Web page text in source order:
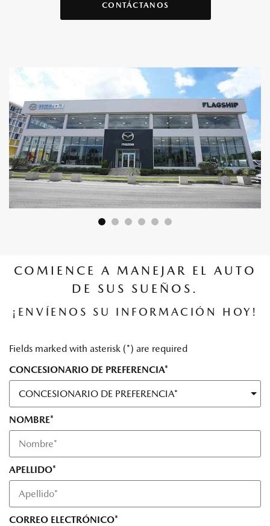
CONTÁCTANOS
COMIENCE A MANEJAR EL AUTO
DE SUS SUEÑOS.
¡ENVÍENOS SU INFORMACIÓN HOY!
Fields marked with asterisk (*) are required
CONCESIONARIO DE PREFERENCIA*
NOMBRE*
APELLIDO*
CORREO ELECTRÓNICO*